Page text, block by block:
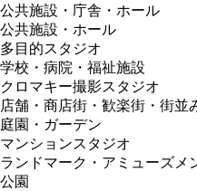
公共施設・庁舎・ホール
公共施設・ホール
多目的スタジオ
学校・病院・福祉施設
クロマキー撮影スタジオ
店舗・商店街・歓楽街・街並
庭園・ガーデン
マンションスタジオ
ランドマーク・アミューズメ
公園